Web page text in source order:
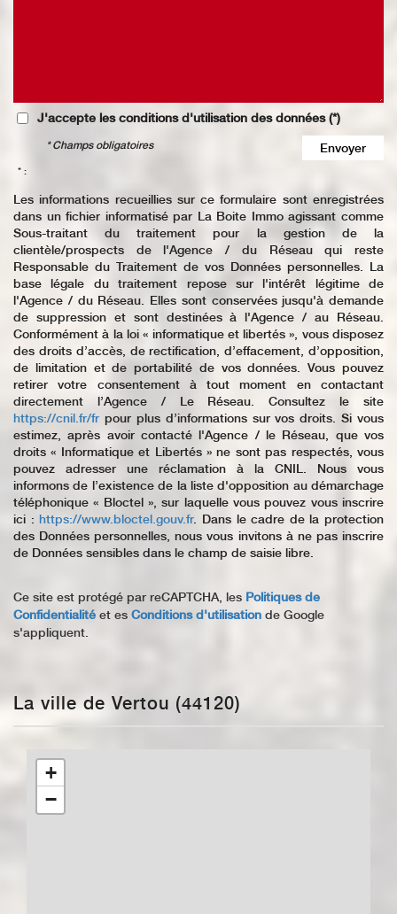
J'accepte les conditions d'utilisation des données (*)
Envoyer
* Champs obligatoires
* :
Les informations recueillies sur ce formulaire sont enregistrées
dans un fichier informatisé par La Boite Immo agissant comme
Sous-traitant du traitement pour la gestion de la
clientèle/prospects de l'Agence / du Réseau qui reste
Responsable du Traitement de vos Données personnelles. La
base légale du traitement repose sur l'intérêt légitime de
l'Agence / du Réseau. Elles sont conservées jusqu'à demande
de suppression et sont destinées à l'Agence / au Réseau.
Conformément à la loi « informatique et libertés », vous disposez
des droits d’accès, de rectification, d’effacement, d’opposition,
de limitation et de portabilité de vos données. Vous pouvez
retirer votre consentement à tout moment en contactant
directement l’Agence / Le Réseau. Consultez le site
https://cnil.fr/fr pour plus d’informations sur vos droits. Si vous
estimez, après avoir contacté l'Agence / le Réseau, que vos
droits « Informatique et Libertés » ne sont pas respectés, vous
pouvez adresser une réclamation à la CNIL. Nous vous
informons de l’existence de la liste d'opposition au démarchage
téléphonique « Bloctel », sur laquelle vous pouvez vous inscrire
ici :https://www.bloctel.gouv.fr. Dans le cadre de la protection
des Données personnelles, nous vous invitons à ne pas inscrire
de Données sensibles dans le champ de saisie libre.
Ce site est protégé par reCAPTCHA, les Politiques de
Confidentialité et es Conditions d'utilisation de Google
s'appliquent.
La ville de Vertou (44120)
+
−